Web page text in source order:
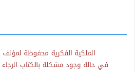
الملكية الفكرية محفوظة لمؤلف
في حالة وجود مشكلة بالكتاب الرجاء